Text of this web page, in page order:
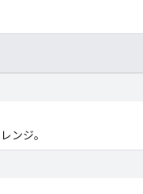
ンジ。